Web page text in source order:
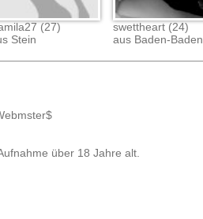
(27)
Stein
swettheart (24)
aus Baden-Baden
über 18 Jahre alt.